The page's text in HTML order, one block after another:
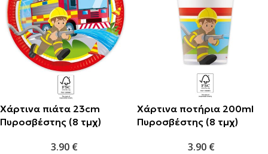
Χάρτινα πιάτα 23cm
Πυροσβέστης (8 τμχ)
3.90 €
Χάρτινα ποτήρια 200ml
Πυροσβέστης (8 τμχ)
3.90 €